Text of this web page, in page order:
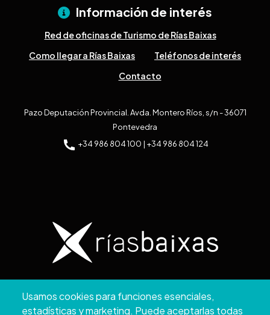
Usamos cookies para funciones esenciales,
estadísticas y marketing. Puede aceptarlas todas
Información de interés
Red de oficinas de Turismo de Rías Baixas
Como llegar a Rías Baixas
Teléfonos de interés
Contacto
Pazo Deputación Provincial. Avda. Montero Ríos, s/n - 36071
Pontevedra
+34 986 804 100 | +34 986 804 124
Copyright © 2026. Diputación de Pontevedra.
Reservados todos los derechos